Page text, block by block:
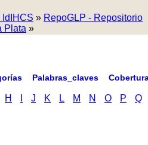
» RepoGLP - Repositorio
Plata »
Palabras_claves
H J K L M N O P
Q